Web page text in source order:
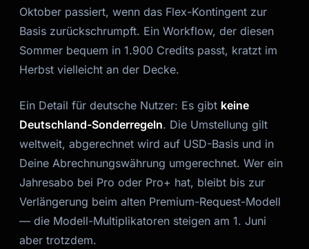
Oktober passiert, wenn das Flex-Kontingent zur
Basis zurückschrumpft. Ein Workflow, der diesen
Sommer bequem in 1.900 Credits passt, kratzt im
Herbst vielleicht an der Decke.
Ein Detail für deutsche Nutzer: Es gibt keine
Deutschland-Sonderregeln. Die Umstellung gilt
weltweit, abgerechnet wird auf USD-Basis und in
Deine Abrechnungswährung umgerechnet. Wer ein
Jahresabo bei Pro oder Pro+ hat, bleibt bis zur
Verlängerung beim alten Premium-Request-Modell
— die Modell-Multiplikatoren steigen am 1. Juni
aber trotzdem.